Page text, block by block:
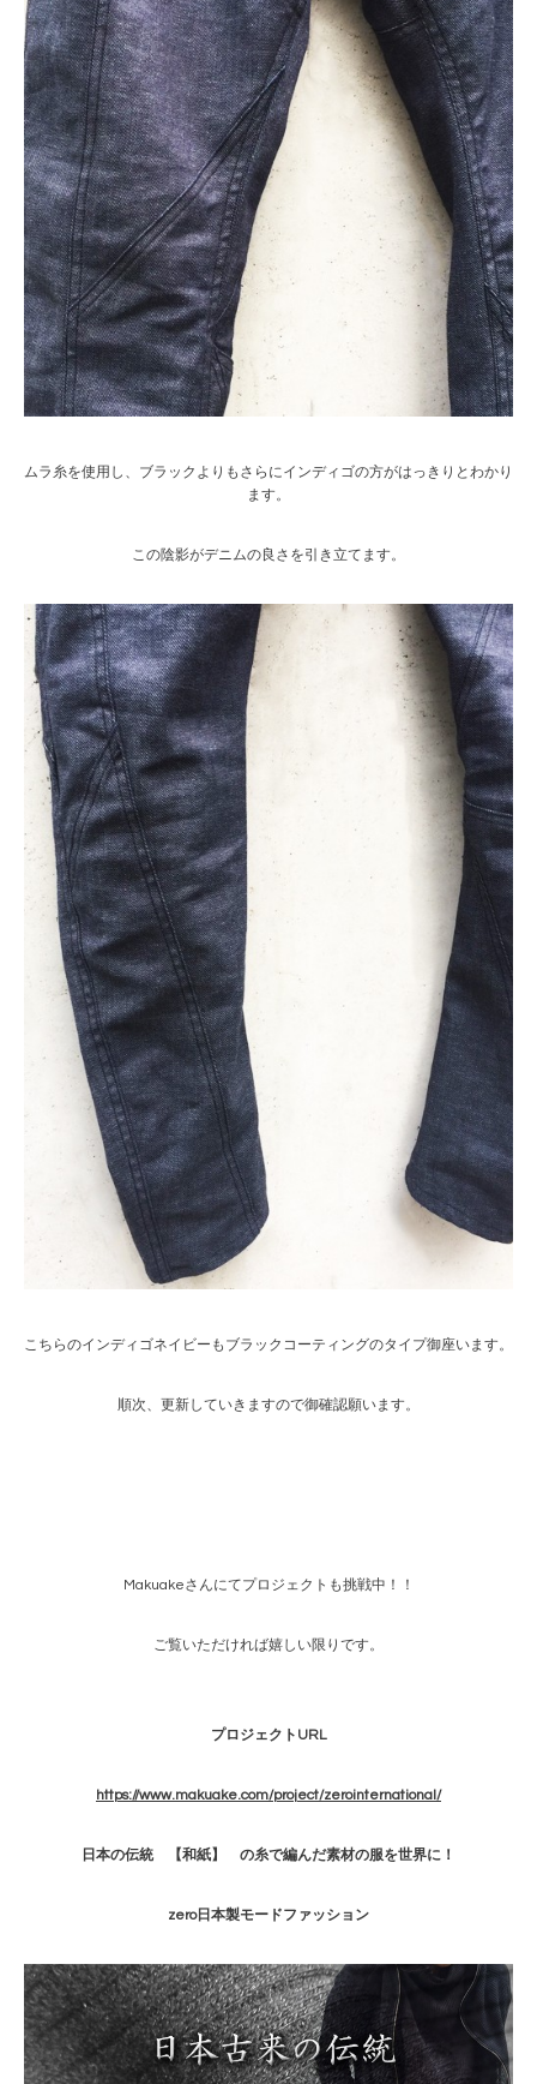
ムラ糸を使用し、ブラックよりもさらにインディゴの方がはっきりとわかり
ます。
この陰影がデニムの良さを引き立てます。
こちらのインディゴネイビーもブラックコーティングのタイプ御座います。
順次、更新していきますので御確認願います。
Makuakeさんにてプロジェクトも挑戦中！！
ご覧いただければ嬉しい限りです。
プロジェクトURL
https://www.makuake.com/project/zerointernational/
日本の伝統 【和紙】 の糸で編んだ素材の服を世界に！
zero日本製モードファッション